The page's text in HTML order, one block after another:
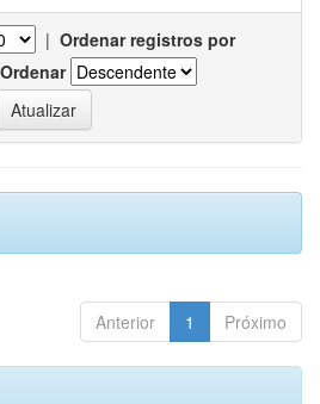
| Ordenar registros por
Ordenar
Anterior 1 Próximo